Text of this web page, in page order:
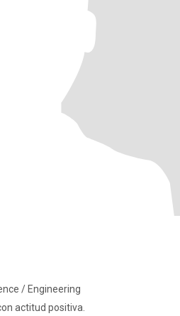
/ Engineering
actitud positiva.